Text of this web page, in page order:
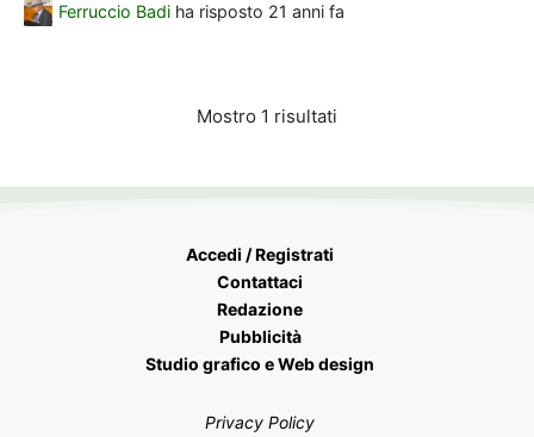
Ferruccio Badi ha risposto 21 anni fa
Mostro 1 risultati
Accedi / Registrati
Contattaci
Redazione
Pubblicità
Studio grafico e Web design
Privacy Policy